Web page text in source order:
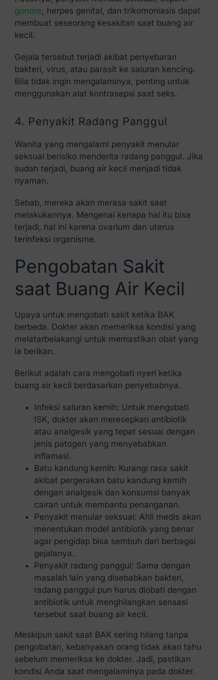
gonore , herpes genital, dan trikomoniasis dapat
membuat seseorang kesakitan saat buang air
kecil.
Gejala tersebut terjadi akibat penyebaran
bakteri, virus, atau parasit ke saluran kencing.
Bila tidak ingin mengalaminya, penting untuk
menggunakan alat kontrasepsi saat seks.
4. Penyakit Radang Panggul
Wanita yang mengalami penyakit menular
seksual berisiko menderita radang panggul. Jika
sudah terjadi, buang air kecil menjadi tidak
nyaman.
Sebab, mereka akan merasa sakit saat
melakukannya. Mengenai kenapa hal itu bisa
terjadi, hal ini karena ovarium dan uterus
terinfeksi organisme.
Pengobatan Sakit
saat Buang Air Kecil
Upaya untuk mengobati sakit ketika BAK
berbeda. Dokter akan memeriksa kondisi yang
melatarbelakangi untuk memastikan obat yang
ia berikan.
Berikut adalah cara mengobati nyeri ketika
buang air kecil berdasarkan penyebabnya.
Infeksi saluran kemih: Untuk mengobati
ISK, dokter akan meresepkan antibiotik
atau analgesik yang tepat sesuai dengan
jenis patogen yang menyebabkan
inflamasi.
Batu kandung kemih: Kurangi rasa sakit
akibat pergerakan batu kandung kemih
dengan analgesik dan konsumsi banyak
cairan untuk membantu penanganan.
Penyakit menular seksual: Ahli medis akan
menentukan model antibiotik yang benar
agar pengidap bisa sembuh dari berbagai
gejalanya.
Penyakit radang panggul: Sama dengan
masalah lain yang disebabkan bakteri,
radang panggul pun harus diobati dengan
antibiotik untuk menghilangkan sensasi
tersebut saat buang air kecil.
Meskipun sakit saat BAK sering hilang tanpa
pengobatan, kebanyakan orang tidak akan tahu
sebelum memeriksa ke dokter. Jadi, pastikan
kondisi Anda saat mengalaminya pada dokter.